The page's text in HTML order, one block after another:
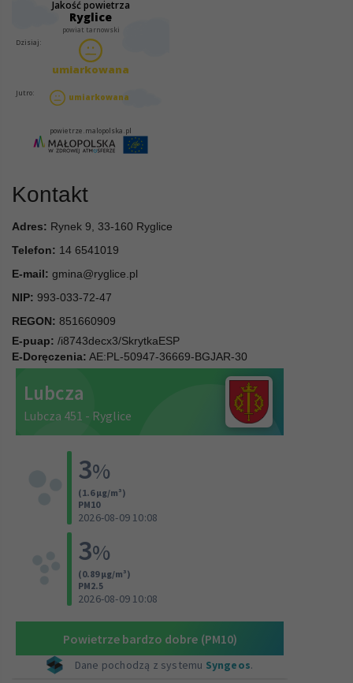
Kontakt
Adres: Rynek 9, 33-160 Ryglice
Telefon: 14 6541019
E-mail: gmina@ryglice.pl
NIP: 993-033-72-47
REGON: 851660909
E-puap: /i8743decx3/SkrytkaESP
E-Doręczenia: AE:PL-50947-36669-BGJAR-30